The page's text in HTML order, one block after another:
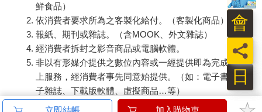
鮮食品）
依消費者要求所為之客製化給付。（客製化商品）
報紙、期刊或雜誌。（含MOOK、外文雜誌）
經消費者拆封之影音商品或電腦軟體。
非以有形媒介提供之數位內容或一經提供即為完成之線
上服務，經消費者事先同意始提供。（如：電子書、電
子雜誌、下載版軟體、虛擬商品…等）
已拆封之個人衛生用品。（如：內衣褲、刮鬍刀、除毛
立即結帳 加入購物車
日
員
會